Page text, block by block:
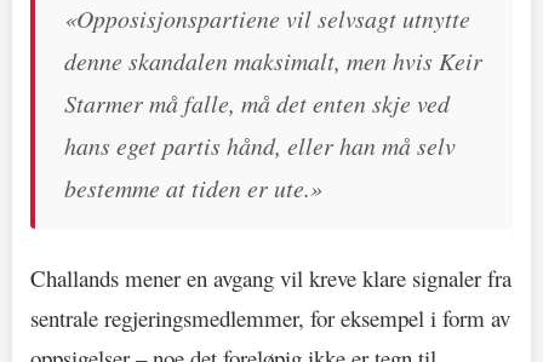
«Opposisjonspartiene vil selvsagt utnytte
denne skandalen maksimalt, men hvis Keir
Starmer må falle, må det enten skje ved
hans eget partis hånd, eller han må selv
bestemme at tiden er ute.»
Challands mener en avgang vil kreve klare signaler fra
sentrale regjeringsmedlemmer, for eksempel i form av